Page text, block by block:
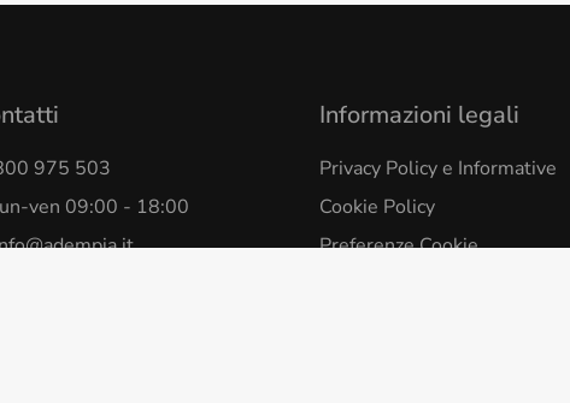
975 503
ven 09:00 - 18:00
Informazioni legali
Privacy Policy e Informative
Cookie Policy
Preferenze Cookie